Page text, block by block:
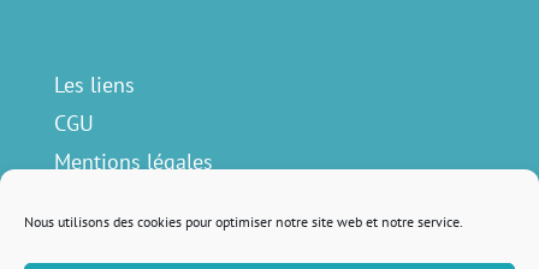
Nous utilisons des cookies pour optimiser notre site web et notre service.
Les liens
CGU
Mentions légales